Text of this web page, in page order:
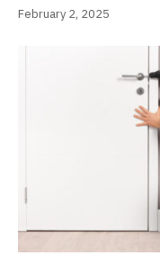
February 2, 2025